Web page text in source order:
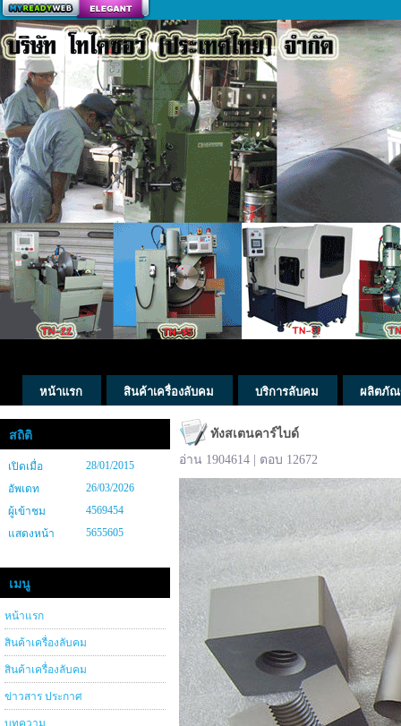
สร้างเว็บ
หน้าแรก สินค้าเครื่องลับคม บริการลับคม ผลิตภัณ
สถิติ
เปิดเมื่อ
28/01/2015
อัพเดท
26/03/2026
ผู้เข้าชม
4569454
แสดงหน้า
5655605
เมนู
หน้าแรก
สินค้าเครื่องลับคม
สินค้าเครื่องลับคม
ข่าวสาร ประกาศ
บทความ
ทังสเตนคาร์ไบด์
อ่าน 1904614 | ตอบ 12672